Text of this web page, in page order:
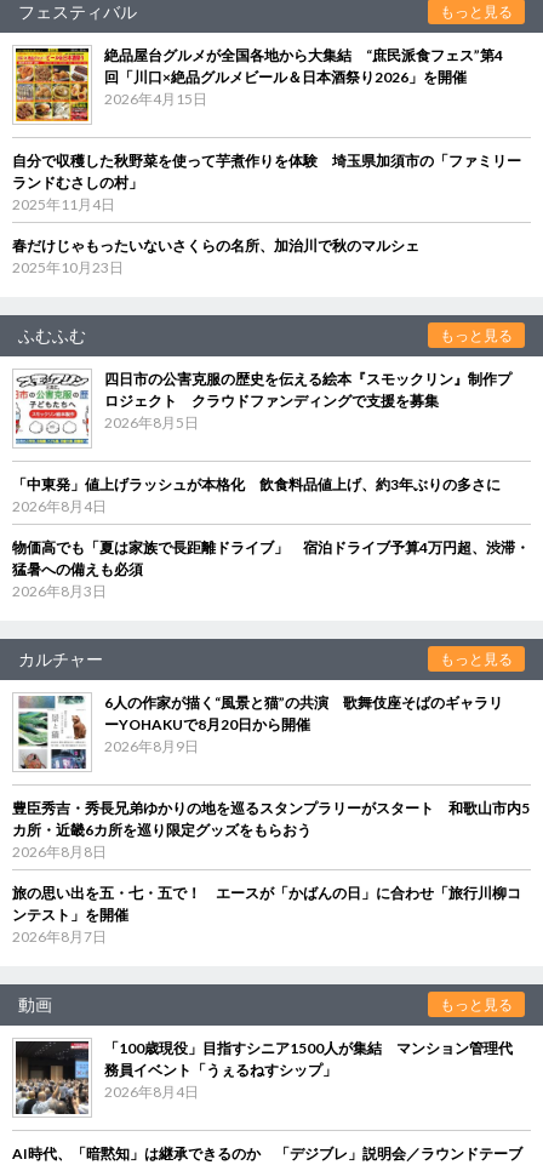
フェスティバル もっと見る
絶品屋台グルメが全国各地から大集結 “庶民派食フェス”第4
回「川口×絶品グルメビール＆日本酒祭り2026」を開催
2026年4月15日
自分で収穫した秋野菜を使って芋煮作りを体験 埼玉県加須市の「ファミリー
ランドむさしの村」
2025年11月4日
春だけじゃもったいないさくらの名所、加治川で秋のマルシェ
2025年10月23日
ふむふむ もっと見る
四日市の公害克服の歴史を伝える絵本『スモックリン』制作プ
ロジェクト クラウドファンディングで支援を募集
2026年8月5日
「中東発」値上げラッシュが本格化 飲食料品値上げ、約3年ぶりの多さに
2026年8月4日
物価高でも「夏は家族で長距離ドライブ」 宿泊ドライブ予算4万円超、渋滞・
猛暑への備えも必須
2026年8月3日
カルチャー もっと見る
6人の作家が描く“風景と猫”の共演 歌舞伎座そばのギャラリ
ーYOHAKUで8月20日から開催
2026年8月9日
豊臣秀吉・秀長兄弟ゆかりの地を巡るスタンプラリーがスタート 和歌山市内5
カ所・近畿6カ所を巡り限定グッズをもらおう
2026年8月8日
旅の思い出を五・七・五で！ エースが「かばんの日」に合わせ「旅行川柳コ
ンテスト」を開催
2026年8月7日
動画 もっと見る
「100歳現役」目指すシニア1500人が集結 マンション管理代
務員イベント「うぇるねすシップ」
2026年8月4日
AI時代、「暗黙知」は継承できるのか 「デジブレ」説明会／ラウンドテーブ